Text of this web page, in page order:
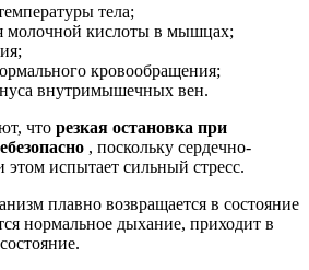
тела;
молочной кислоты в мышцах;
кровообращения;
внутримышечных вен.
что резкая остановка при
, поскольку сердечно-
этом испытает сильный стресс.
плавно возвращается в состояние
нормальное дыхание, приходит в